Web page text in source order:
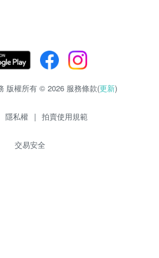
版權所有 © 2026 服務條款(更新)
隱私權 | 拍賣使用規範
交易安全